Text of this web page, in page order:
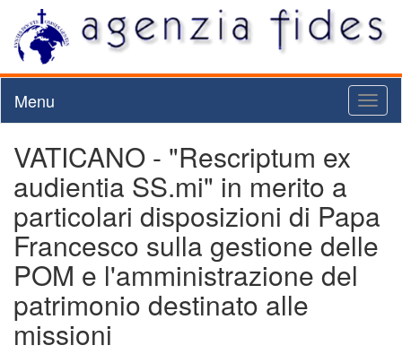
Menu
VATICANO - "Rescriptum ex
audientia SS.mi" in merito a
particolari disposizioni di Papa
Francesco sulla gestione delle
POM e l'amministrazione del
patrimonio destinato alle
missioni